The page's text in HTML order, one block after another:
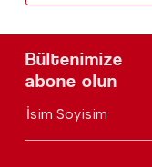
Bültenimize
abone olun
İsim Soyisim